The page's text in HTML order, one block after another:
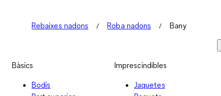
Rebaixes nadons Roba nadons Bany
Bàsics
Bodis
Imprescindibles
Jaquetes